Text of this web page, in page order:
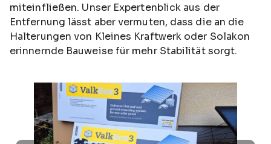
miteinfließen. Unser Expertenblick aus der
Entfernung lässt aber vermuten, dass die an die
Halterungen von Kleines Kraftwerk oder Solakon
erinnernde Bauweise für mehr Stabilität sorgt.